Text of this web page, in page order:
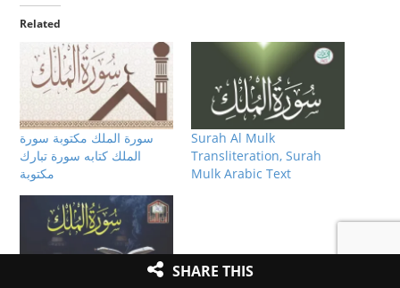
Related
سورة الملك مكتوبة سورة
الملك كتابه سورة تبارك
مكتوبة
Surah Al Mulk
Transliteration, Surah
Mulk Arabic Text
SHARE THIS